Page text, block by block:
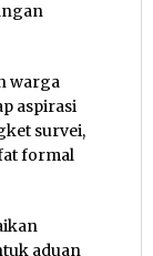
warga
aspirasi
survei,
formal
aduan